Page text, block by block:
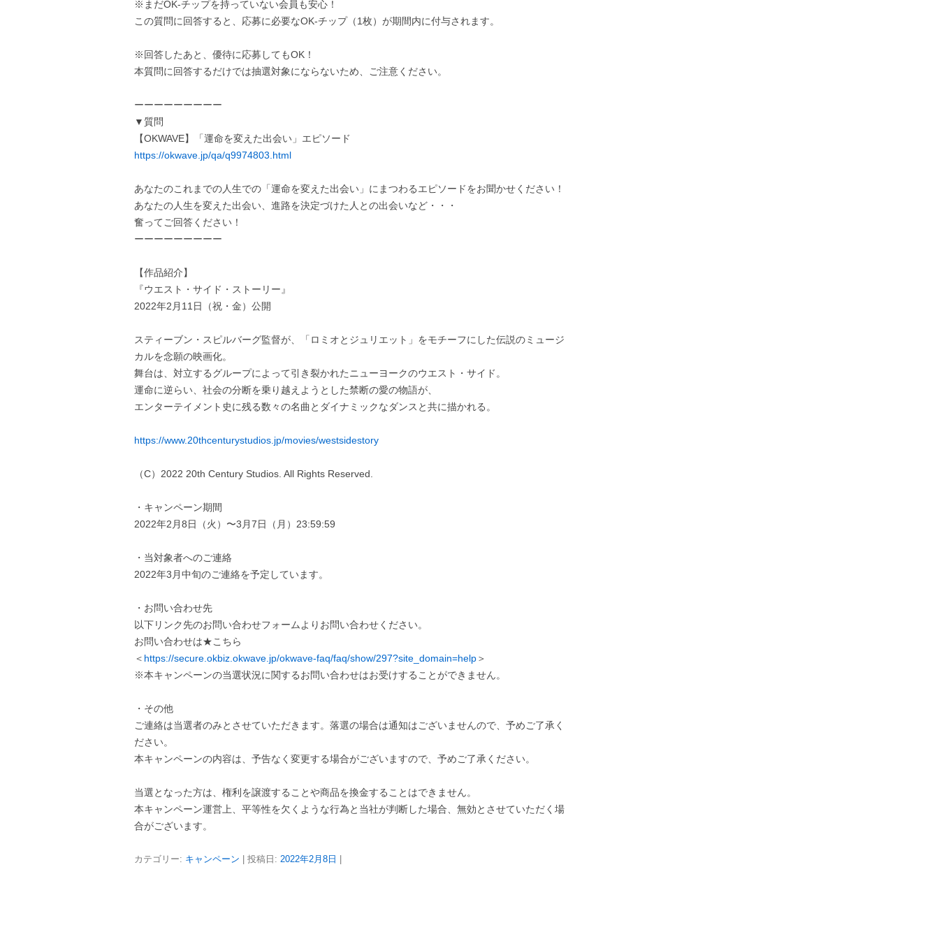
※まだOK-チップを持っていない会員も安心！
この質問に回答すると、応募に必要なOK-チップ（1枚）が期間内に付与されます。
※回答したあと、優待に応募してもOK！
本質問に回答するだけでは抽選対象にならないため、ご注意ください。
ーーーーーーーーー
▼質問
【OKWAVE】「運命を変えた出会い」エピソード
https://okwave.jp/qa/q9974803.html
あなたのこれまでの人生での「運命を変えた出会い」にまつわるエピソードをお聞かせください！
あなたの人生を変えた出会い、進路を決定づけた人との出会いなど・・・
奮ってご回答ください！
ーーーーーーーーー
【作品紹介】
『ウエスト・サイド・ストーリー』
2022年2月11日（祝・金）公開
スティーブン・スピルバーグ監督が、「ロミオとジュリエット」をモチーフにした伝説のミュージ
カルを念願の映画化。
舞台は、対立するグループによって引き裂かれたニューヨークのウエスト・サイド。
運命に逆らい、社会の分断を乗り越えようとした禁断の愛の物語が、
エンターテイメント史に残る数々の名曲とダイナミックなダンスと共に描かれる。
https://www.20thcenturystudios.jp/movies/westsidestory
（C）2022 20th Century Studios. All Rights Reserved.
・キャンペーン期間
2022年2月8日（火）〜3月7日（月）23:59:59
・当対象者へのご連絡
2022年3月中旬のご連絡を予定しています。
・お問い合わせ先
以下リンク先のお問い合わせフォームよりお問い合わせください。
お問い合わせは★こちら
＜ https://secure.okbiz.okwave.jp/okwave-faq/faq/show/297?site_domain=help＞
※本キャンペーンの当選状況に関するお問い合わせはお受けすることができません。
・その他
ご連絡は当選者のみとさせていただきます。落選の場合は通知はございませんので、予めご了承く
ださい。
本キャンペーンの内容は、予告なく変更する場合がございますので、予めご了承ください。
当選となった方は、権利を譲渡することや商品を換金することはできません。
本キャンペーン運営上、平等性を欠くような行為と当社が判断した場合、無効とさせていただく場
合がございます。
カテゴリー: キャンペーン | 投稿日: 2022年2月8日 |